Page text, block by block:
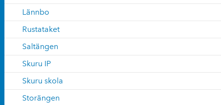
Lännbo
Rustataket
Saltängen
Skuru IP
Skuru skola
Storängen